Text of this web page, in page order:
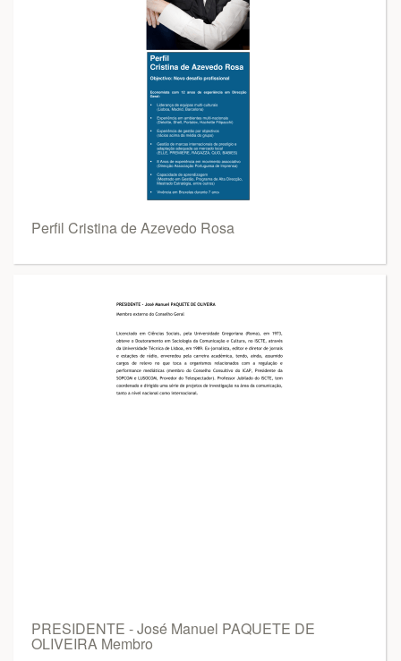
Perfil Cristina de Azevedo Rosa
PRESIDENTE - José Manuel PAQUETE DE
OLIVEIRA Membro